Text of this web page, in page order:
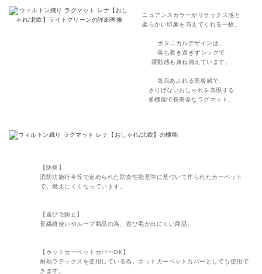
ニュアンスカラーがリラックス感と
柔らかい印象を与えてくれる一枚。
ボタニカルデザインは、
落ち着き過ぎずシックで
躍動感も兼ね備えています。
気品あふれる高級感で、
さりげないおしゃれを表現する
多機能で長寿命なラグマット。
【防炎】
消防法施行令等で定められた防炎性能基準に基づいて作られたカーペット
で、燃えにくくなっています。
【遊び毛防止】
長繊維使いやループ商品の為、遊び毛が出にくい商品。
【ホットカーペットカバーOK】
耐熱ラテックスを使用している為、ホットカーペットカバーとしても使用で
きます。